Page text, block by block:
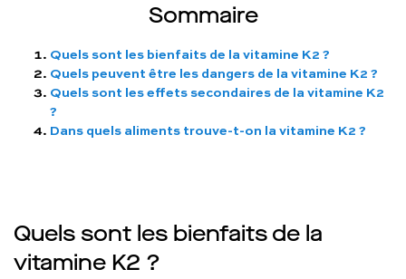
Sommaire
Quels sont les bienfaits de la vitamine K2 ?
Quels peuvent être les dangers de la vitamine K2 ?
Quels sont les effets secondaires de la vitamine K2
?
Dans quels aliments trouve-t-on la vitamine K2 ?
Quels sont les bienfaits de la
vitamine K2 ?